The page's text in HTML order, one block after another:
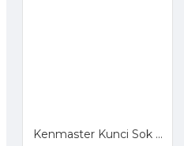
Kenmaster Kunci Sok Set 27 Pcs